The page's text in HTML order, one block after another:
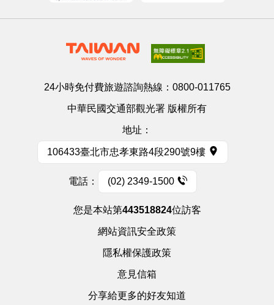
24小時免付費旅遊諮詢熱線： 0800-011765
中華民國交通部觀光署 版權所有
地址：
106433臺北市忠孝東路4段290號9樓
電話： (02) 2349-1500
您是本站第443518824位訪客
網站資訊安全政策
隱私權保護政策
意見信箱
分享給更多的好友知道